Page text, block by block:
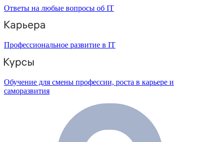
Ответы на любые вопросы об IT
Профессиональное развитие в IT
Обучение для смены профессии, роста в карьере и
саморазвития